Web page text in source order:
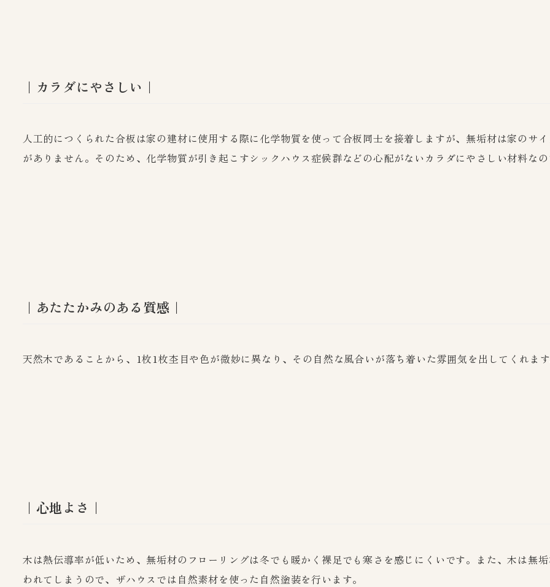
｜カラダにやさしい｜
人工的につくられた合板は家の建材に使用する際に化学物質を使って合板同士を接着しますが、無垢材は家のサ
がありません。そのため、化学物質が引き起こすシックハウス症候群などの心配がないカラダにやさしい材料なの
｜あたたかみのある質感｜
天然木であることから、1枚1枚杢目や色が微妙に異なり、その自然な風合いが落ち着いた雰囲気を出してくれます
｜心地よさ｜
木は熱伝導率が低いため、無垢材のフローリングは冬でも暖かく裸足でも寒さを感じにくいです。また、木は無
われてしまうので、ザハウスでは自然素材を使った自然塗装を行います。